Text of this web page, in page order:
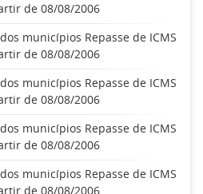
de 08/08/2006
municípios Repasse de ICMS
de 08/08/2006
municípios Repasse de ICMS
de 08/08/2006
municípios Repasse de ICMS
de 08/08/2006
municípios Repasse de ICMS
de 08/08/2006